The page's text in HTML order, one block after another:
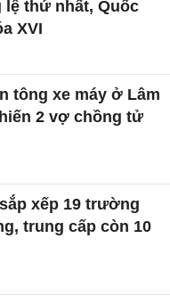
thứ nhất, Quốc
XVI
tông xe máy ở Lâm
2 vợ chồng tử
xếp 19 trường
trung cấp còn 10